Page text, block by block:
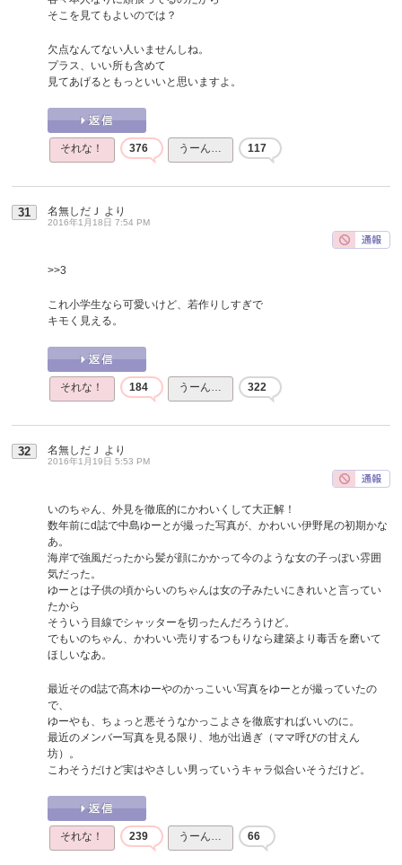
そこを見てもよいのでは？
欠点なんてない人いませんしね。
プラス、いい所も含めて
見てあげるともっといいと思いますよ。
それな！ 376 うーん… 117
31 名無しだＪ より
2016年1月18日 7:54 PM
>>3
これ小学生なら可愛いけど、若作りしすぎで
キモく見える。
それな！ 184 うーん… 322
32 名無しだＪ より
2016年1月19日 5:53 PM
いのちゃん、外見を徹底的にかわいくして大正解！
数年前にd誌で中島ゆーとが撮った写真が、かわいい伊野尾の初期かな
あ。
海岸で強風だったから髪が顔にかかって今のような女の子っぽい雰囲
気だった。
ゆーとは子供の頃からいのちゃんは女の子みたいにきれいと言ってい
たから
そういう目線でシャッターを切ったんだろうけど。
でもいのちゃん、かわいい売りするつもりなら建築より毒舌を磨いて
ほしいなあ。
最近そのd誌で髙木ゆーやのかっこいい写真をゆーとが撮っていたの
で、
ゆーやも、ちょっと悪そうなかっこよさを徹底すればいいのに。
最近のメンバー写真を見る限り、地が出過ぎ（ママ呼びの甘えん
坊）。
こわそうだけど実はやさしい男っていうキャラ似合いそうだけど。
それな！ 239 うーん… 66